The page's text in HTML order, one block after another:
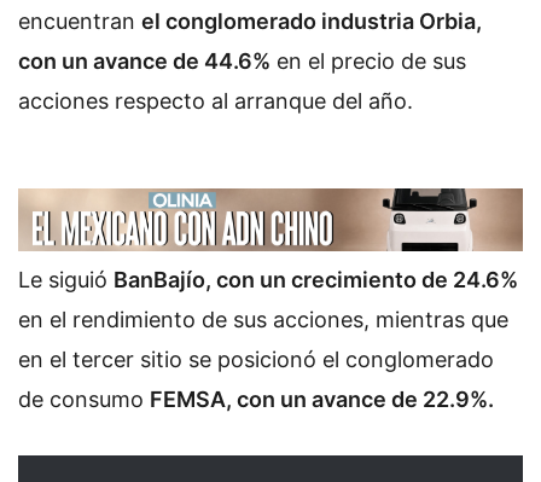
encuentran el conglomerado industria Orbia,
con un avance de 44.6% en el precio de sus
acciones respecto al arranque del año.
Le siguió BanBajío, con un crecimiento de 24.6%
en el rendimiento de sus acciones, mientras que
en el tercer sitio se posicionó el conglomerado
de consumo FEMSA, con un avance de 22.9%.